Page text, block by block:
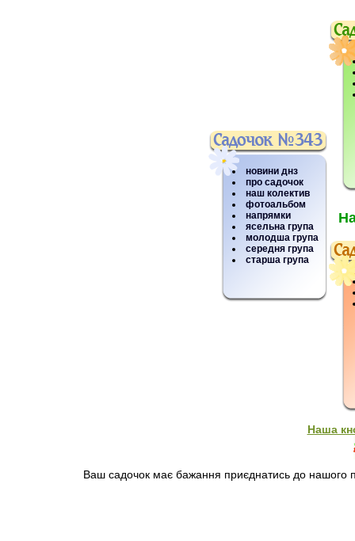
новини днз
про садочок
наш колектив
фотоальбом
напрямки
ясельна група
молодша група
середня група
старша група
Наша
Ваш садочок має бажання приєднатись до нашого